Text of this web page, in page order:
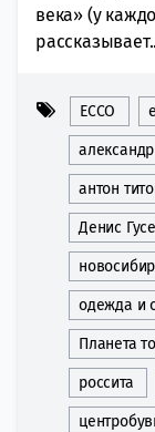
века» (у
ECCO
антон
Денис
одежда и
Планета
россита